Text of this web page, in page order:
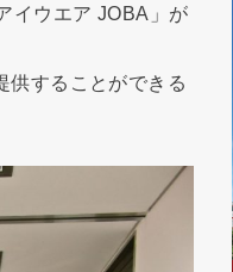
イウエア JOBA」が
供することができる